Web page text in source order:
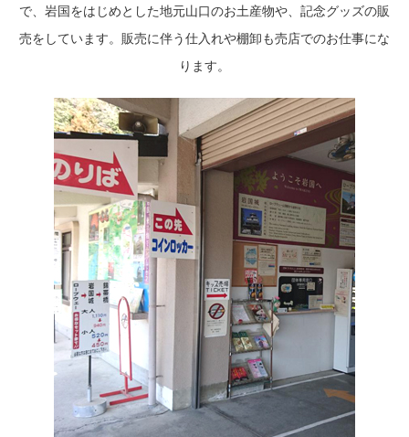
で、岩国をはじめとした地元山口のお土産物や、記念グッズの販
売をしています。販売に伴う仕入れや棚卸も売店でのお仕事にな
ります。